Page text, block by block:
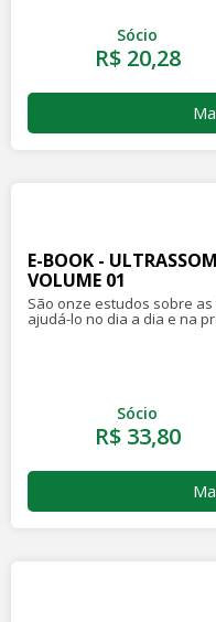
Sócio
R$ 20,28
E-BOOK -
VOLUME 01
São onze estudos sobre
ajudá-lo no dia a dia e na
Sócio
R$ 33,80